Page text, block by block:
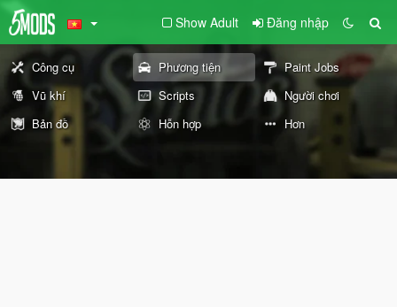
Show Adult Đăng nhập
Công cụ Phương tiện
Paint Jobs
Vũ khí
Scripts
Người chơi
Bản đồ
Hỗn hợp Hơn